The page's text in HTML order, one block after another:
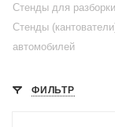
Стенды для
Стенды
автомобилей
ФИЛЬТР